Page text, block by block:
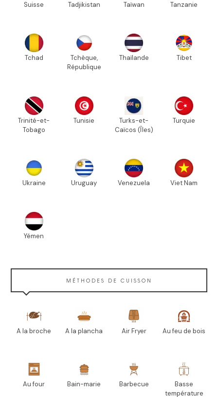
Suisse Tadjikistan Taïwan Tanzanie
Tchad
Tchèque,
République
Thaïlande Tibet
Trinité-et-
Tobago
Tunisie
Turks-et-
Caïcos (Îles)
Turquie
Ukraine Uruguay Venezuela Viet Nam
Yémen
MÉTHODES DE CUISSON
A la broche A la plancha Air Fryer Au feu de bois
Au four Bain-marie Barbecue
Basse
température